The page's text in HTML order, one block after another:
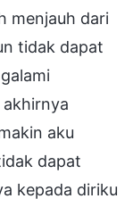
menjauh dari
tidak dapat
aku
dapat
kepada diriku